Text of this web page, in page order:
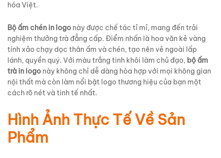
hóa Việt.
Bộ ấm chén in logo này được chế tác tỉ mỉ, mang đến trải
nghiệm thưởng trà đẳng cấp. Điểm nhấn là hoa văn kẻ vàng
tinh xảo chạy dọc thân ấm và chén, tạo nên vẻ ngoài lấp
lánh, quyền quý. Với màu trắng tinh khôi làm chủ đạo, bộ ấm
trà in logo này không chỉ dễ dàng hòa hợp với mọi không gian
nội thất mà còn làm nổi bật logo thương hiệu của bạn một
cách rõ nét và tinh tế nhất.
Hình Ảnh Thực Tế Về Sản
Phẩm